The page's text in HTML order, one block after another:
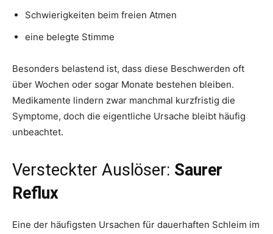
Schwierigkeiten beim freien Atmen
eine belegte Stimme
Besonders belastend ist, dass diese Beschwerden oft
über Wochen oder sogar Monate bestehen bleiben.
Medikamente lindern zwar manchmal kurzfristig die
Symptome, doch die eigentliche Ursache bleibt häufig
unbeachtet.
Versteckter Auslöser: Saurer
Reflux
Eine der häufigsten Ursachen für dauerhaften Schleim im